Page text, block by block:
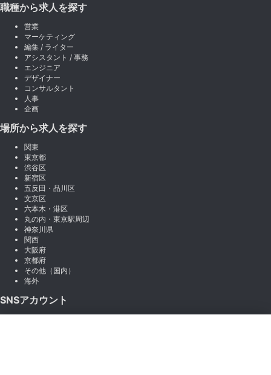
職種から求人を探す
営業
マーケティング
編集 / ライター
アシスタント / 事務
エンジニア
デザイナー
コンサルタント
人事
企画
場所から求人を探す
関東
東京都
渋谷区
新宿区
五反田・品川区
文京区
六本木・港区
丸の内・東京駅周辺
神奈川県
関西
大阪府
京都府
その他（国内）
海外
SNSアカウント